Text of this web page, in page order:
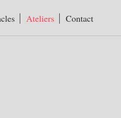
Ateliers Contact